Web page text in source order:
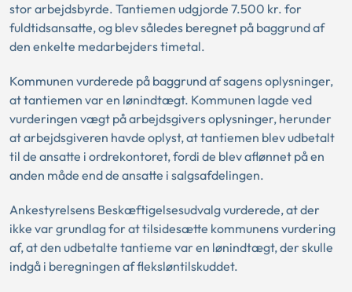
stor arbejdsbyrde. Tantiemen udgjorde 7.500 kr. for
fuldtidsansatte, og blev således beregnet på baggrund af
den enkelte medarbejders timetal.
Kommunen vurderede på baggrund af sagens oplysninger,
at tantiemen var en lønindtægt. Kommunen lagde ved
vurderingen vægt på arbejdsgivers oplysninger, herunder
at arbejdsgiveren havde oplyst, at tantiemen blev udbetalt
til de ansatte i ordrekontoret, fordi de blev aflønnet på en
anden måde end de ansatte i salgsafdelingen.
Ankestyrelsens Beskæftigelsesudvalg vurderede, at der
ikke var grundlag for at tilsidesætte kommunens vurdering
af, at den udbetalte tantieme var en lønindtægt, der skulle
indgå i beregningen af fleksløntilskuddet.